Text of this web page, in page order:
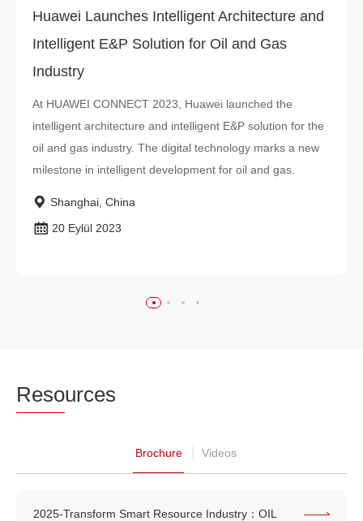
Huawei Launches Intelligent Architecture and
Intelligent E&P Solution for Oil and Gas
Industry
At HUAWEI CONNECT 2023, Huawei launched the
intelligent architecture and intelligent E&P solution for the
oil and gas industry. The digital technology marks a new
milestone in intelligent development for oil and gas.
Shanghai, China
20 Eylül 2023
Resources
Brochure Videos
2025-Transform Smart Resource Industry：OIL